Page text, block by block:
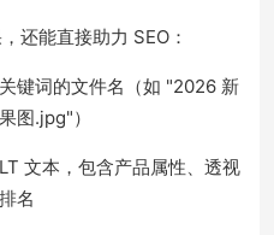
还能直接助力 SEO：
键词的文件名（如 "2026 新
图.jpg"）
文本，包含产品属性、透视
名